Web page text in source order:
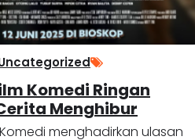
Komedi Ringan
Menghibur
Komedi menghadirkan ulasan